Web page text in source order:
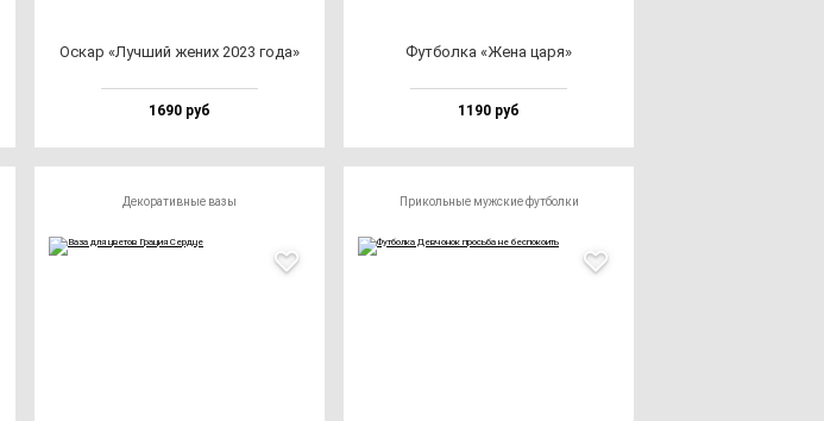
Оскар «Луч­ший же­них 2023 го­да»
1690 руб
Фут­бол­ка «Жена ца­ря»
1190 руб
Декоративные вазы Прикольные мужские футболки